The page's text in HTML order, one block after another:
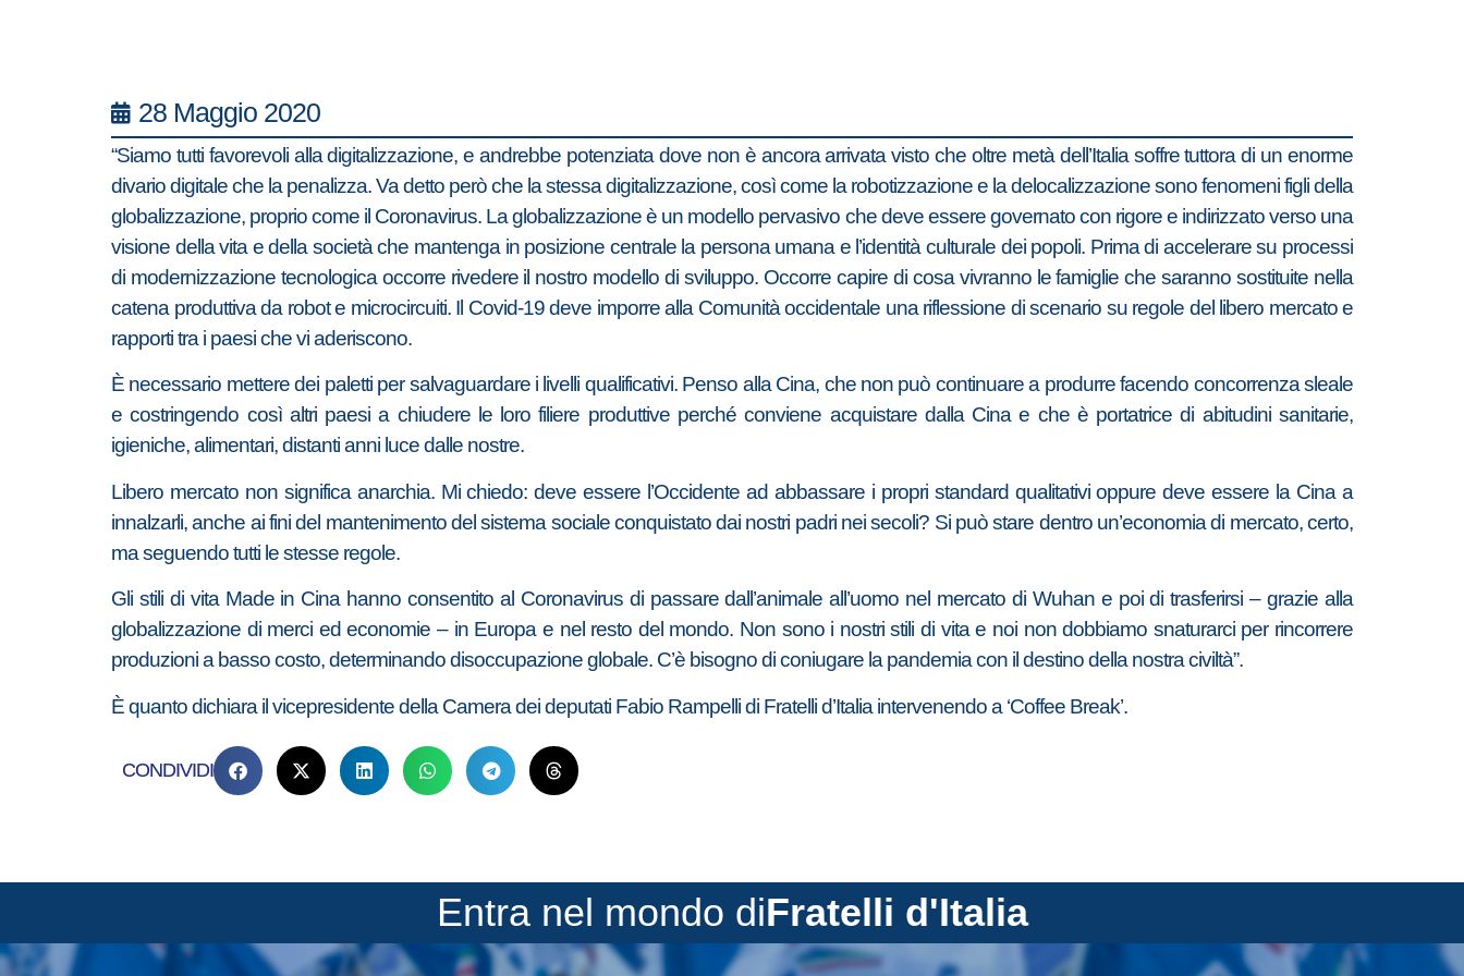
28 Maggio 2020
“Siamo tutti favorevoli alla digitalizzazione, e andrebbe potenziata dove non è ancora arrivata visto che oltre metà dell’Italia soffre tuttora di un enorme
divario digitale che la penalizza. Va detto però che la stessa digitalizzazione, così come la robotizzazione e la delocalizzazione sono fenomeni figli della
globalizzazione, proprio come il Coronavirus. La globalizzazione è un modello pervasivo che deve essere governato con rigore e indirizzato verso una
visione della vita e della società che mantenga in posizione centrale la persona umana e l’identità culturale dei popoli. Prima di accelerare su processi
di modernizzazione tecnologica occorre rivedere il nostro modello di sviluppo. Occorre capire di cosa vivranno le famiglie che saranno sostituite nella
catena produttiva da robot e microcircuiti. Il Covid-19 deve imporre alla Comunità occidentale una riflessione di scenario su regole del libero mercato e
rapporti tra i paesi che vi aderiscono.
È necessario mettere dei paletti per salvaguardare i livelli qualificativi. Penso alla Cina, che non può continuare a produrre facendo concorrenza sleale
e costringendo così altri paesi a chiudere le loro filiere produttive perché conviene acquistare dalla Cina e che è portatrice di abitudini sanitarie,
igieniche, alimentari, distanti anni luce dalle nostre.
Libero mercato non significa anarchia. Mi chiedo: deve essere l’Occidente ad abbassare i propri standard qualitativi oppure deve essere la Cina a
innalzarli, anche ai fini del mantenimento del sistema sociale conquistato dai nostri padri nei secoli? Si può stare dentro un’economia di mercato, certo,
ma seguendo tutti le stesse regole.
Gli stili di vita Made in Cina hanno consentito al Coronavirus di passare dall’animale all’uomo nel mercato di Wuhan e poi di trasferirsi – grazie alla
globalizzazione di merci ed economie – in Europa e nel resto del mondo. Non sono i nostri stili di vita e noi non dobbiamo snaturarci per rincorrere
produzioni a basso costo, determinando disoccupazione globale. C’è bisogno di coniugare la pandemia con il destino della nostra civiltà”.
È quanto dichiara il vicepresidente della Camera dei deputati Fabio Rampelli di Fratelli d’Italia intervenendo a ‘Coffee Break’.
CONDIVIDI
Entra nel mondo diFratelli d'Italia